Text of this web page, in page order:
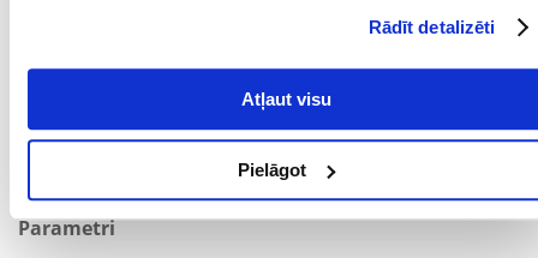
Rādīt detalizēti
Atļaut visu
Pielāgot
atsperu amortizators
Parametri